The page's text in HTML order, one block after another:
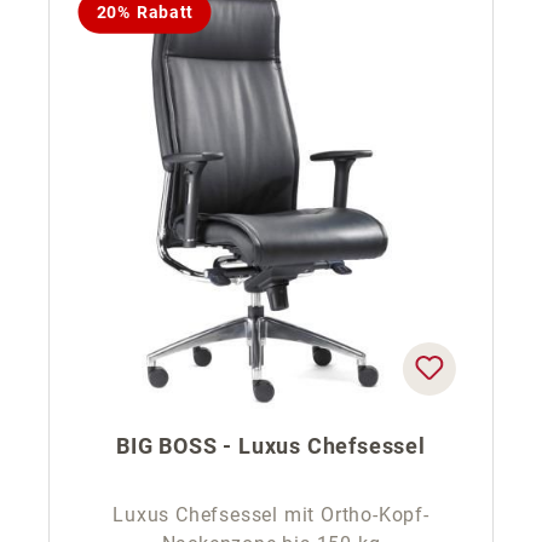
20% Rabatt
BIG BOSS - Luxus Chefsessel
Luxus Chefsessel mit Ortho-Kopf-